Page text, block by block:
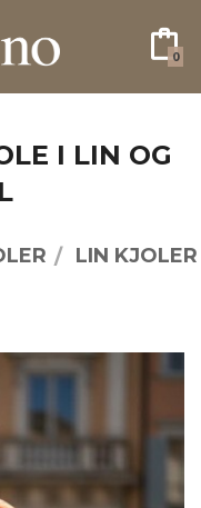
0
I LIN OG
LIN KJOLER